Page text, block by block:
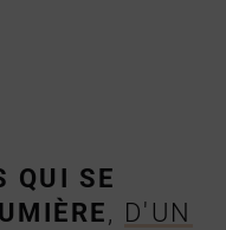
QUI SE
, D'UN